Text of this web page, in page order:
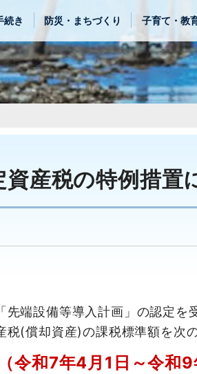
続き 防災・まちづくり 子育て・教
産税の特例措置
端設備等導入計画」の認定
(償却資産)の課税標準額を次
令和7年4月1日～令和9